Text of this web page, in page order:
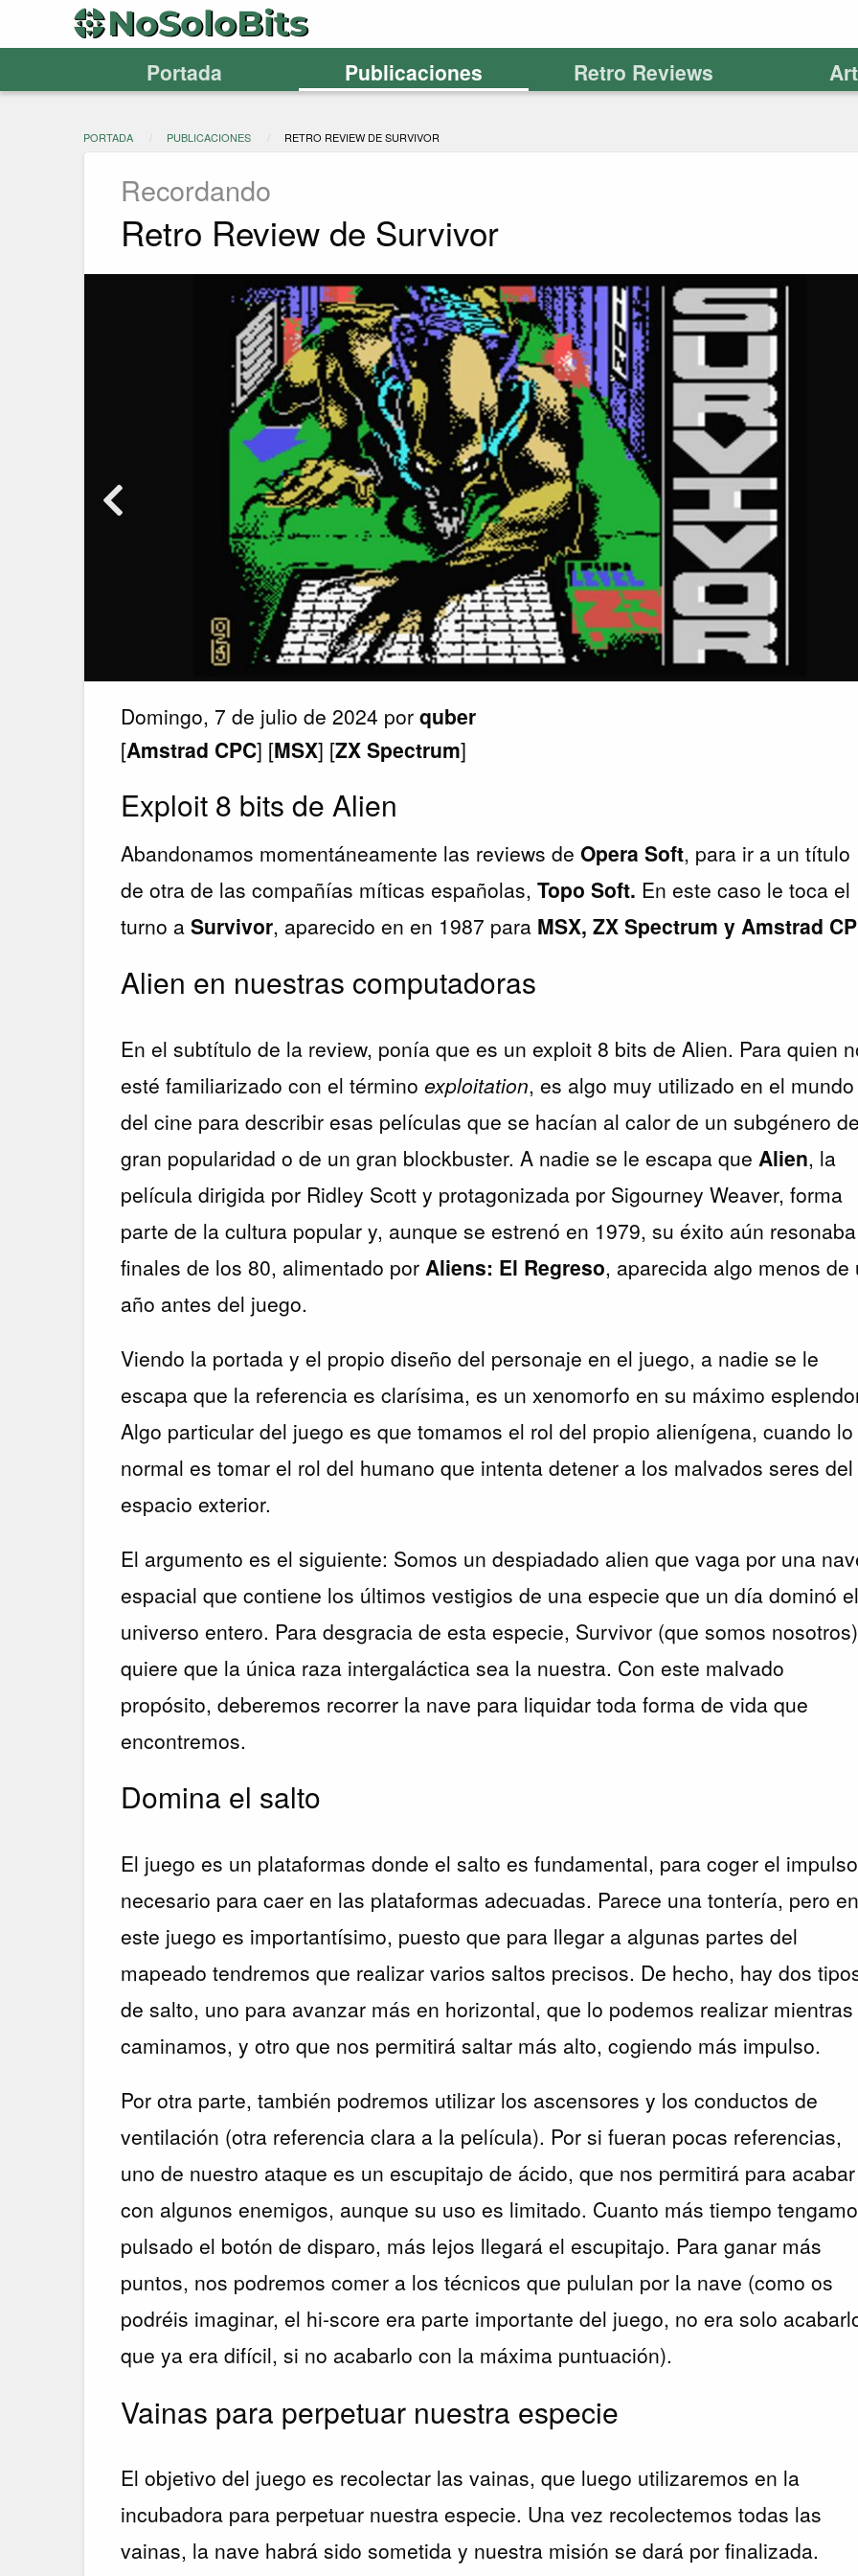
Portada Publicaciones Retro Reviews
PORTADA PUBLICACIONES RETRO REVIEW DE SURVIVOR
Recordando
Retro Review de Survivor
Domingo, 7 de julio de 2024 porquber
[Amstrad CPC] [MSX] [ZX Spectrum]
Exploit 8 bits de Alien
Abandonamos momentáneamente las reviews deOpera Soft, para ir a un título
de otra de las compañías míticas españolas,Topo Soft. En este caso le toca el
turno aSurvivor, aparecido en en 1987 para MSX, ZX Spectrum y Amstrad
Alien en nuestras computadoras
En el subtítulo de la review, ponía que es un exploit 8 bits de Alien. Para quien
esté familiarizado con el términoexploitation, es algo muy utilizado en el mundo
del cine para describir esas películas que se hacían al calor de un subgénero de
gran popularidad o de un gran blockbuster. A nadie se le escapa que Alien, la
película dirigida por Ridley Scott y protagonizada por Sigourney Weaver, forma
parte de la cultura popular y, aunque se estrenó en 1979, su éxito aún
finales de los 80, alimentado por Aliens: El Regreso, aparecida algo menos de
año antes del juego.
Viendo la portada y el propio diseño del personaje en el juego, a nadie se le
escapa que la referencia es clarísima, es un xenomorfo en su máximo
Algo particular del juego es que tomamos el rol del propio alienígena, cuando lo
normal es tomar el rol del humano que intenta detener a los malvados seres del
espacio exterior.
El argumento es el siguiente: Somos un despiadado alien que vaga por una
espacial que contiene los últimos vestigios de una especie que un día dominó el
universo entero. Para desgracia de esta especie, Survivor (que somos nosotros)
quiere que la única raza intergaláctica sea la nuestra. Con este malvado
propósito, deberemos recorrer la nave para liquidar toda forma de vida que
encontremos.
Domina el salto
El juego es un plataformas donde el salto es fundamental, para coger el impulso
necesario para caer en las plataformas adecuadas. Parece una tontería, pero en
este juego es importantísimo, puesto que para llegar a algunas partes del
mapeado tendremos que realizar varios saltos precisos. De hecho, hay dos
de salto, uno para avanzar más en horizontal, que lo podemos realizar mientras
caminamos, y otro que nos permitirá saltar más alto, cogiendo más impulso.
Por otra parte, también podremos utilizar los ascensores y los conductos de
ventilación (otra referencia clara a la película). Por si fueran pocas referencias,
uno de nuestro ataque es un escupitajo de ácido, que nos permitirá para acabar
con algunos enemigos, aunque su uso es limitado. Cuanto más tiempo
pulsado el botón de disparo, más lejos llegará el escupitajo. Para ganar más
puntos, nos podremos comer a los técnicos que pululan por la nave (como os
podréis imaginar, el hi-score era parte importante del juego, no era solo
que ya era difícil, si no acabarlo con la máxima puntuación).
Vainas para perpetuar nuestra especie
El objetivo del juego es recolectar las vainas, que luego utilizaremos en la
incubadora para perpetuar nuestra especie. Una vez recolectemos todas las
vainas, la nave habrá sido sometida y nuestra misión se dará por finalizada.